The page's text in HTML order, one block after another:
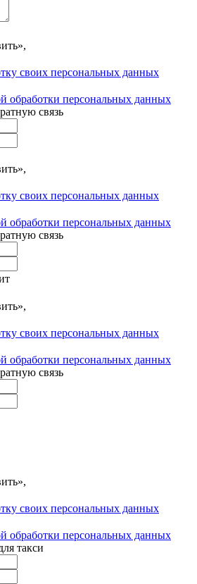
своих персональных данных
обработки персональных данных
связь
своих персональных данных
обработки персональных данных
связь
своих персональных данных
обработки персональных данных
связь
своих персональных данных
обработки персональных данных
такси